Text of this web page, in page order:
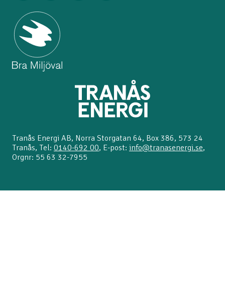
Tranås Energi AB, Norra Storgatan 64, Box 386, 573 24
Tranås, Tel: 0140-692 00, E-post: info@tranasenergi.se,
Orgnr: 55 63 32-7955